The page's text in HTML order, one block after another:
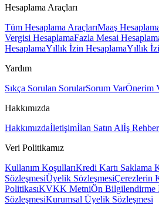
Hesaplama Araçları
Tüm Hesaplama AraçlarıMaaş
Vergisi HesaplamaFazla Mesai
HesaplamaYıllık İzin HesaplamaYıllık
Yardım
Sıkça Sorulan SorularSorum VarÖnerim
Hakkımızda
Hakkımızdaİletişimİlan Satın Alİş
Veri Politikamız
Kullanım KoşullarıKredi Kartı Saklama
SözleşmesiÜyelik SözleşmesiÇerezlerin
PolitikasıKVKK MetniÖn Bilgilendirme
SözleşmesiKurumsal Üyelik Sözleşmesi